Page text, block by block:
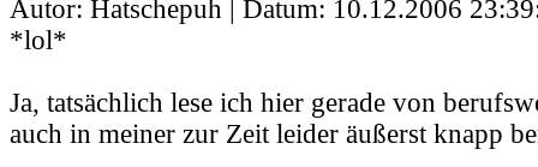
Autor: Hatschepuh | Datum: 10.12.2006
*lol*
Ja, tatsächlich lese ich hier gerade von
auch in meiner zur Zeit leider äußerst knapp